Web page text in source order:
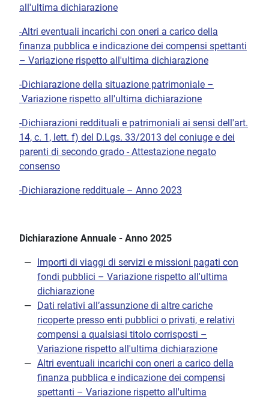
all'ultima dichiarazione
-Altri eventuali incarichi con oneri a carico della
finanza pubblica e indicazione dei compensi spettanti
– Variazione rispetto all'ultima dichiarazione
-Dichiarazione della situazione patrimoniale –
Variazione rispetto all'ultima dichiarazione
-Dichiarazioni reddituali e patrimoniali ai sensi dell'art.
14, c. 1, lett. f) del D.Lgs. 33/2013 del coniuge e dei
parenti di secondo grado - Attestazione negato
consenso
-Dichiarazione reddituale – Anno 2023
Dichiarazione Annuale - Anno 2025
Importi di viaggi di servizi e missioni pagati con
fondi pubblici – Variazione rispetto all'ultima
dichiarazione
Dati relativi all’assunzione di altre cariche
ricoperte presso enti pubblici o privati, e relativi
compensi a qualsiasi titolo corrisposti –
Variazione rispetto all'ultima dichiarazione
Altri eventuali incarichi con oneri a carico della
finanza pubblica e indicazione dei compensi
spettanti – Variazione rispetto all'ultima